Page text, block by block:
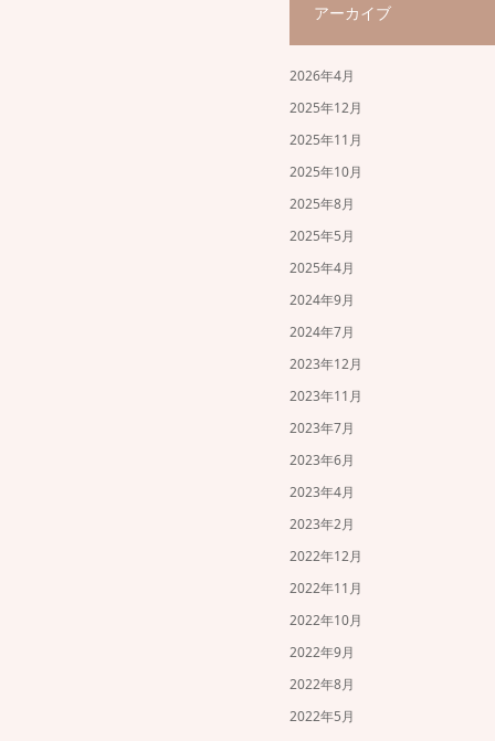
アーカイブ
2026年4月
2025年12月
2025年11月
2025年10月
2025年8月
2025年5月
2025年4月
2024年9月
2024年7月
2023年12月
2023年11月
2023年7月
2023年6月
2023年4月
2023年2月
2022年12月
2022年11月
2022年10月
2022年9月
2022年8月
2022年5月